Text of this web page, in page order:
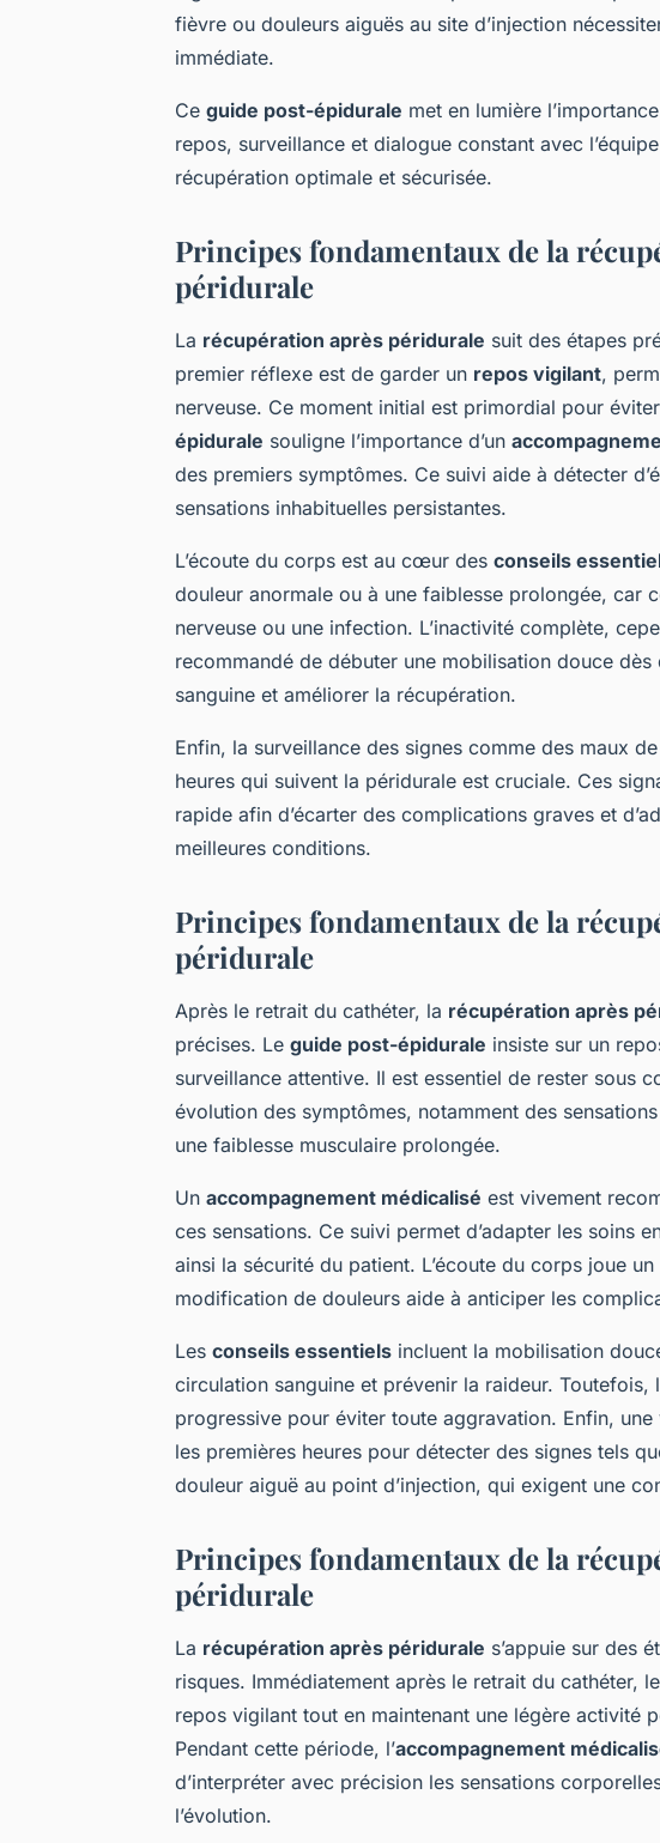
fièvre ou douleurs aiguës au site d’injection
immédiate.
Ce guide post-épidurale met en lumière
repos, surveillance et dialogue constant avec
récupération optimale et sécurisée.
Principes fondamentaux de la
péridurale
La récupération après péridurale suit des étapes
premier réflexe est de garder un repos vigilant,
nerveuse. Ce moment initial est primordial pour
épidurale souligne l’importance d’un
des premiers symptômes. Ce suivi aide à détecter
sensations inhabituelles persistantes.
L’écoute du corps est au cœur des conseils
douleur anormale ou à une faiblesse prolongée, car
nerveuse ou une infection. L’inactivité complète,
recommandé de débuter une mobilisation douce
sanguine et améliorer la récupération.
Enfin, la surveillance des signes comme des maux
heures qui suivent la péridurale est cruciale. Ces
rapide afin d’écarter des complications graves et
meilleures conditions.
Principes fondamentaux de la
péridurale
Après le retrait du cathéter, la récupération après
précises. Le guide post-épidurale insiste sur un
surveillance attentive. Il est essentiel de rester sous
évolution des symptômes, notamment des
une faiblesse musculaire prolongée.
Un accompagnement médicalisé est vivement
ces sensations. Ce suivi permet d’adapter les soins
ainsi la sécurité du patient. L’écoute du corps joue
modification de douleurs aide à anticiper les
Les conseils essentiels incluent la mobilisation
circulation sanguine et prévenir la raideur. Toutefois,
progressive pour éviter toute aggravation. Enfin,
les premières heures pour détecter des signes tels
douleur aiguë au point d’injection, qui exigent une
Principes fondamentaux de la
péridurale
La récupération après péridurale s’appuie sur des
risques. Immédiatement après le retrait du cathéter, le
repos vigilant tout en maintenant une légère activité
Pendant cette période, l’accompagnement
d’interpréter avec précision les sensations
l’évolution.